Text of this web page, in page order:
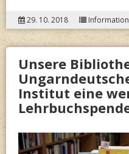
29. 10. 2018
Unsere
Institut eine